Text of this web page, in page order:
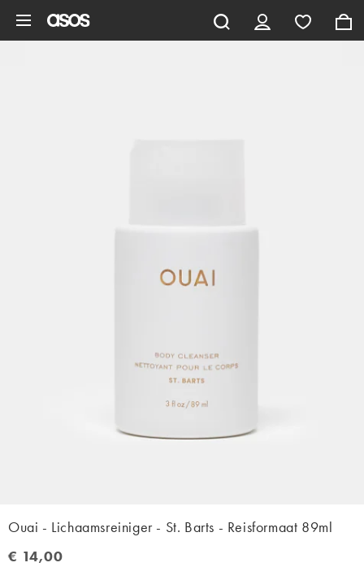
Ouai - Lichaamsreiniger - St. Barts - Reisformaat 89ml
€ 14,00
€ 14,00